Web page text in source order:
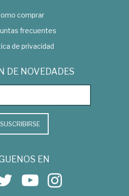
comprar
frecuentes
de privacidad
DE NOVEDADES
SUSCRIBIRSE
EN